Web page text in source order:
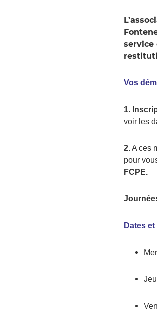
service
Vos
1.
voir les
2.A ces
pour
FCPE.
Dates et